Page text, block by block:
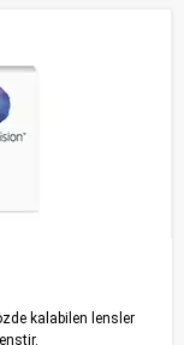
kalabilen lensler